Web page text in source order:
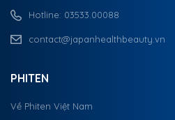
Hotline: 03533.00088
contact@japanhealthbeauty.vn
PHITEN
Về Phiten Việt Nam